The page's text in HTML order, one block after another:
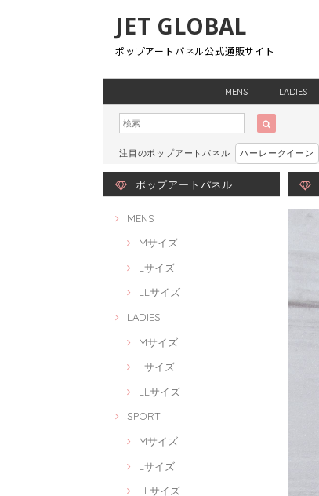
JET GLOBAL
ポップアートパネル公式通販サイト
MENS LADIES
注目のポップアートパネル ハーレークイーン
ポップアートパネル
MENS
Mサイズ
Lサイズ
LLサイズ
LADIES
Mサイズ
Lサイズ
LLサイズ
SPORT
Mサイズ
Lサイズ
LLサイズ